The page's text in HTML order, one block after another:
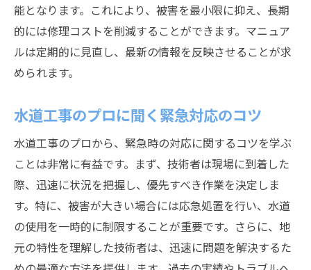
能となります。これにより、被害を最小限に抑え、長期
的には修理コストを削減することができます。マニュア
ルは定期的に見直し、最新の情報を反映させることが求
められます。
水道工事のプロに聞く緊急対応のコツ
水道工事のプロから、緊急時の対応に関するコツを学ぶ
ことは非常に有益です。まず、技術者は現場に到着した
際、迅速に状況を把握し、優先すべき作業を決定しま
す。特に、被害が大きい場合には応急処置を行い、水道
の使用を一時的に制限することが重要です。さらに、地
元の特性を理解した技術者は、迅速に問題を解決するた